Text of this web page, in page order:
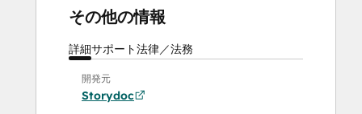
その他の情報
詳細サポート法律／法務
開発元
Storydoc